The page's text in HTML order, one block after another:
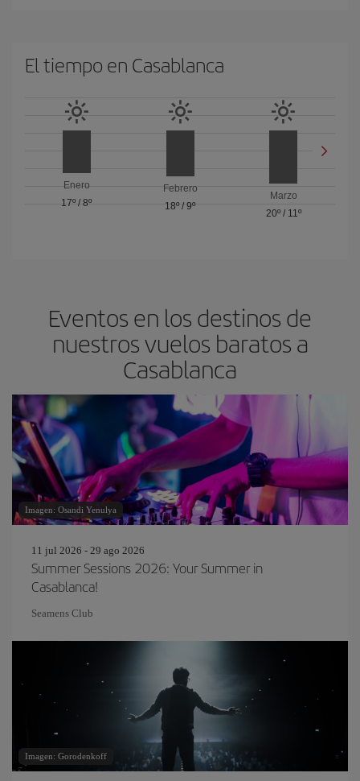
El tiempo en Casablanca
Enero
17º /8º
Febrero
18º/ 9º
Marzo
20º/ 11º
Eventos en los destinos de
nuestros vuelos baratos a
Casablanca
Imagen: Osandi Yenulya
11 jul 2026 - 29 ago 2026
Summer Sessions 2026: Your Summer in
Casablanca!
Seamens Club
Imagen: Gorodenkoff